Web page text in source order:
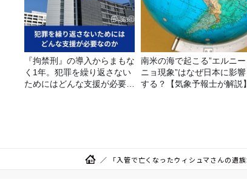
『拘禁刑』の導入からまもな
く1年。犯罪を繰り返さない
ためにはどんな支援が必要な
南米の海で起こる”エルニー
ニョ現象”はなぜ日本に影響
する？【気象予報士が解説】
「入管で亡くなったウィシュマさんの遺